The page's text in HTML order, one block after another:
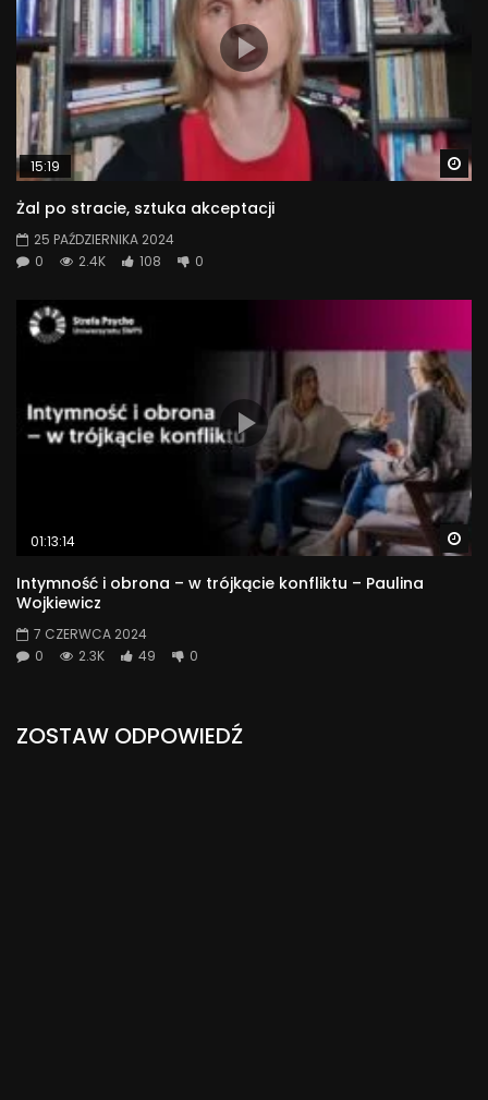
15:19
Żal po stracie, sztuka akceptacji
25 PAŹDZIERNIKA 2024
0
2.4K 108 0
01:13:14
Intymność i obrona – w trójkącie konfliktu – Paulina
Wojkiewicz
7 CZERWCA 2024
0
2.3K 49 0
ZOSTAW ODPOWIEDŹ